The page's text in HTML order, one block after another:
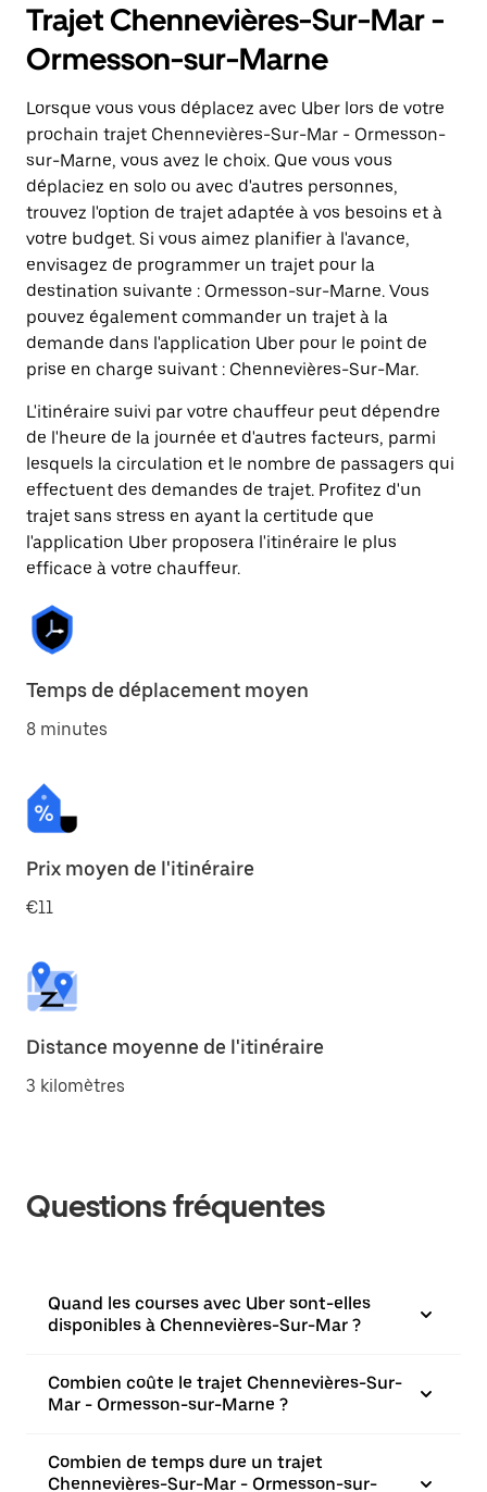
Trajet Chennevières-Sur-Mar -
Ormesson-sur-Marne
Lorsque vous vous déplacez avec Uber lors de votre
prochain trajet Chennevières-Sur-Mar - Ormesson-
sur-Marne, vous avez le choix. Que vous vous
déplaciez en solo ou avec d'autres personnes,
trouvez l'option de trajet adaptée à vos besoins et à
votre budget. Si vous aimez planifier à l'avance,
envisagez de programmer un trajet pour la
destination suivante : Ormesson-sur-Marne. Vous
pouvez également commander un trajet à la
demande dans l'application Uber pour le point de
prise en charge suivant : Chennevières-Sur-Mar.
L'itinéraire suivi par votre chauffeur peut dépendre
de l'heure de la journée et d'autres facteurs, parmi
lesquels la circulation et le nombre de passagers qui
effectuent des demandes de trajet. Profitez d'un
trajet sans stress en ayant la certitude que
l'application Uber proposera l'itinéraire le plus
efficace à votre chauffeur.
Temps de déplacement moyen
8 minutes
Prix moyen de l'itinéraire
€11
Distance moyenne de l'itinéraire
3 kilomètres
Questions fréquentes
Quand les courses avec Uber sont-elles
disponibles à Chennevières-Sur-Mar ?
Combien coûte le trajet Chennevières-Sur-
Mar - Ormesson-sur-Marne ?
Combien de temps dure un trajet
Chennevières-Sur-Mar - Ormesson-sur-